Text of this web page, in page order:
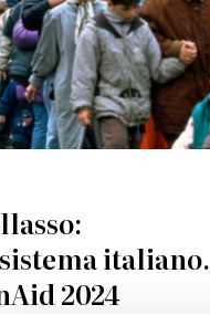
italiano.
2024